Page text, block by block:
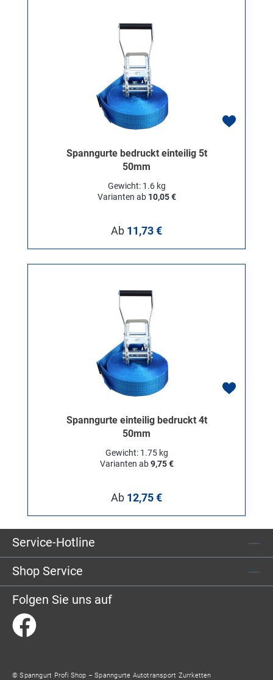
Spanngurte bedruckt einteilig 5t
50mm
Gewicht: 1.6 kg
Varianten ab10,05 €
Regulärer Preis:
Ab 11,73 €
Spanngurte einteilig bedruckt 4t
50mm
Gewicht: 1.75 kg
Varianten ab9,75 €
Regulärer Preis:
Ab 12,75 €
Service-Hotline
Shop Service
Folgen Sie uns auf
© Spanngurt Profi Shop – Spanngurte Autotransport Zurrketten